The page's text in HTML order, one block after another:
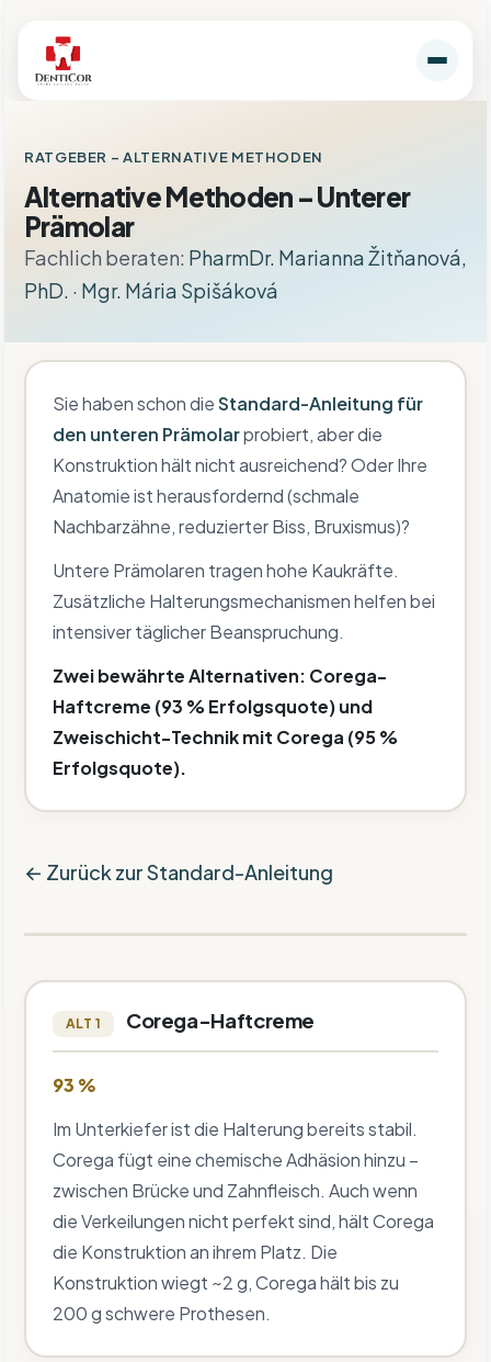
RATGEBER – ALTERNATIVE METHODEN
Alternative Methoden – Unterer
Prämolar
Fachlich beraten: PharmDr. Marianna Žitňanová,
PhD. · Mgr. Mária Spišáková
Sie haben schon dieStandard-Anleitung für
den unteren Prämolarprobiert, aber die
Konstruktion hält nicht ausreichend? Oder Ihre
Anatomie ist herausfordernd (schmale
Nachbarzähne, reduzierter Biss, Bruxismus)?
Untere Prämolaren tragen hohe Kaukräfte.
Zusätzliche Halterungsmechanismen helfen bei
intensiver täglicher Beanspruchung.
Zwei bewährte Alternativen: Corega-
Haftcreme (93 % Erfolgsquote) und
Zweischicht-Technik mit Corega (95 %
Erfolgsquote).
← Zurück zur Standard-Anleitung
ALT 1 Corega-Haftcreme
93 %
Im Unterkiefer ist die Halterung bereits stabil.
Corega fügt eine chemische Adhäsion hinzu –
zwischen Brücke und Zahnfleisch. Auch wenn
die Verkeilungen nicht perfekt sind, hält Corega
die Konstruktion an ihrem Platz. Die
Konstruktion wiegt ~2 g, Corega hält bis zu
200 g schwere Prothesen.